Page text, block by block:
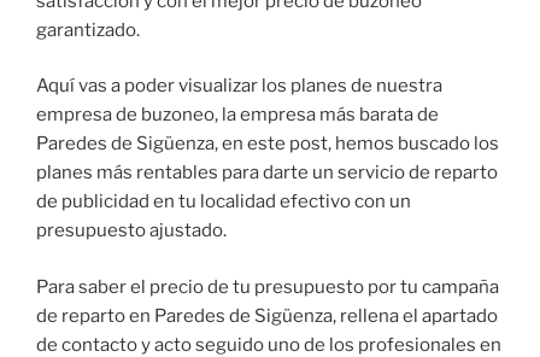
garantizado.
Aquí vas a poder visualizar los planes de nuestra
empresa de buzoneo, la empresa más barata de
Paredes de Sigüenza, en este post, hemos buscado los
planes más rentables para darte un servicio de reparto
de publicidad en tu localidad efectivo con un
presupuesto ajustado.
Para saber el precio de tu presupuesto por tu campaña
de reparto en Paredes de Sigüenza, rellena el apartado
de contacto y acto seguido uno de los profesionales en